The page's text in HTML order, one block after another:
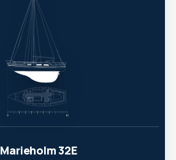
Marieholm 32E